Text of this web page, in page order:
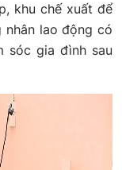
khu chế xuất để
lao động có
sóc gia đình sau